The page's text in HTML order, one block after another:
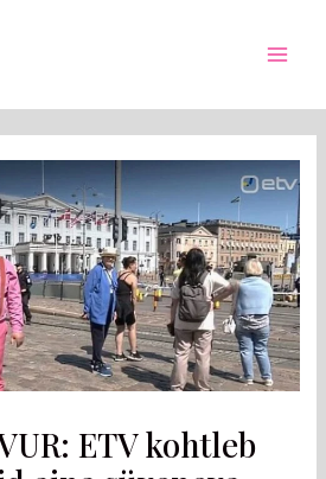
ETV kohtleb